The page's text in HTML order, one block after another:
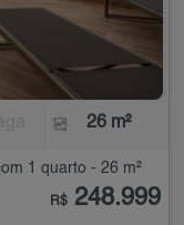
26 m²
1 quarto - 26 m²
R$ 248.999